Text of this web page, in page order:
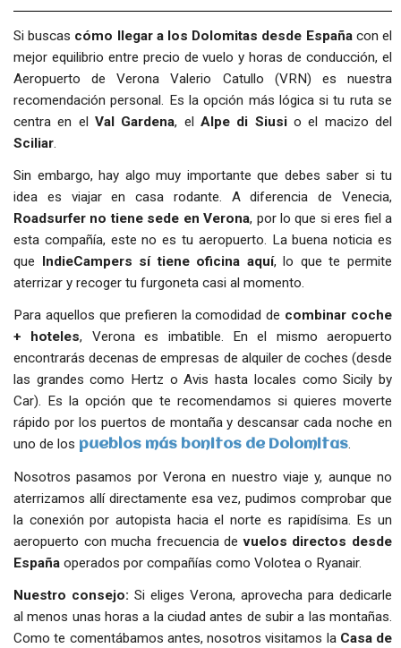
Si buscas cómo llegar a los Dolomitas desde Españacon el
mejor equilibrio entre precio de vuelo y horas de conducción, el
Aeropuerto de Verona Valerio Catullo (VRN) es nuestra
recomendación personal. Es la opción más lógica si tu ruta se
centra en el Val Gardena, elAlpe di Siusio el macizo del
Sciliar.
Sin embargo, hay algo muy importante que debes saber si tu
idea es viajar en casa rodante. A diferencia de Venecia,
Roadsurfer no tiene sede en Verona, por lo que si eres fiel a
esta compañía, este no es tu aeropuerto. La buena noticia es
que IndieCampers sí tiene oficina aquí, lo que te permite
aterrizar y recoger tu furgoneta casi al momento.
Para aquellos que prefieren la comodidad de combinar coche
+ hoteles, Verona es imbatible. En el mismo aeropuerto
encontrarás decenas de empresas de alquiler de coches (desde
las grandes como Hertz o Avis hasta locales como Sicily by
Car). Es la opción que te recomendamos si quieres moverte
rápido por los puertos de montaña y descansar cada noche en
uno de los pueblos más bonitos de Dolomitas.
Nosotros pasamos por Verona en nuestro viaje y, aunque no
aterrizamos allí directamente esa vez, pudimos comprobar que
la conexión por autopista hacia el norte es rapidísima. Es un
aeropuerto con mucha frecuencia devuelos directos desde
España operados por compañías como Volotea o Ryanair.
Nuestro consejo: Si eliges Verona, aprovecha para dedicarle
al menos unas horas a la ciudad antes de subir a las montañas.
Como te comentábamos antes, nosotros visitamos la Casa de